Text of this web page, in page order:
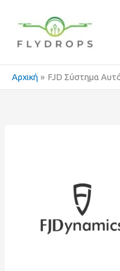
περιεχόμενο
Αρχική FJD Σύστημα